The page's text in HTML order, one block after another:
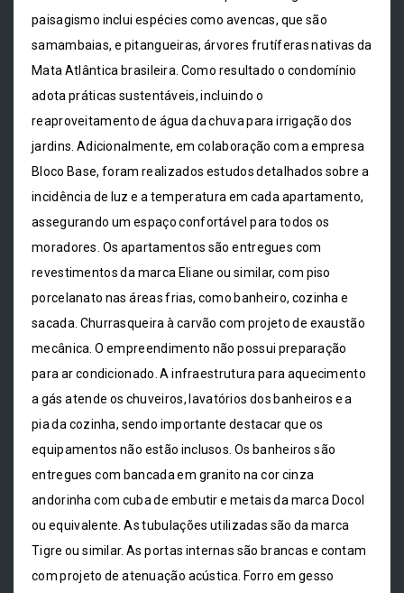
paisagismo inclui espécies como avencas, que são
samambaias, e pitangueiras, árvores frutíferas nativas da
Mata Atlântica brasileira. Como resultado o condomínio
adota práticas sustentáveis, incluindo o
reaproveitamento de água da chuva para irrigação dos
jardins. Adicionalmente, em colaboração com a empresa
Bloco Base, foram realizados estudos detalhados sobre a
incidência de luz e a temperatura em cada apartamento,
assegurando um espaço confortável para todos os
moradores. Os apartamentos são entregues com
revestimentos da marca Eliane ou similar, com piso
porcelanato nas áreas frias, como banheiro, cozinha e
sacada. Churrasqueira à carvão com projeto de exaustão
mecânica. O empreendimento não possui preparação
para ar condicionado. A infraestrutura para aquecimento
a gás atende os chuveiros, lavatórios dos banheiros e a
pia da cozinha, sendo importante destacar que os
equipamentos não estão inclusos. Os banheiros são
entregues com bancada em granito na cor cinza
andorinha com cuba de embutir e metais da marca Docol
ou equivalente. As tubulações utilizadas são da marca
Tigre ou similar. As portas internas são brancas e contam
com projeto de atenuação acústica. Forro em gesso